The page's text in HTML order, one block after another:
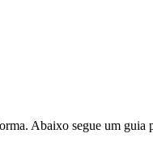
Abaixo segue um guia